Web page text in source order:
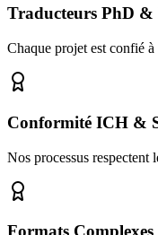
Traducteurs PhD &
Chaque projet est confié
Conformité ICH &
Nos processus
Formats